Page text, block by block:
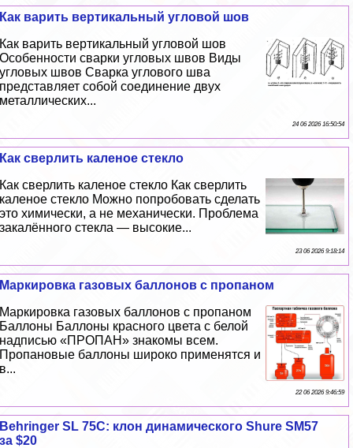
Как варить вертикальный угловой шов
Как варить вертикальный угловой шов
Особенности сварки угловых швов Виды
угловых швов Сварка углового шва
представляет собой соединение двух
металлических...
24 06 2026 16:50:54
Как сверлить каленое стекло
Как сверлить каленое стекло Как сверлить
каленое стекло Можно попробовать сделать
это химически, а не механически. Проблема
закалённого стекла — высокие...
23 06 2026 9:18:14
Маркировка газовых баллонов с пропаном
Маркировка газовых баллонов с пропаном
Баллоны Баллоны красного цвета с белой
надписью «ПРОПАН» знакомы всем.
Пропановые баллоны широко применятся и
в...
22 06 2026 9:46:59
Behringer SL 75C: клон динамического Shure SM57
за $20